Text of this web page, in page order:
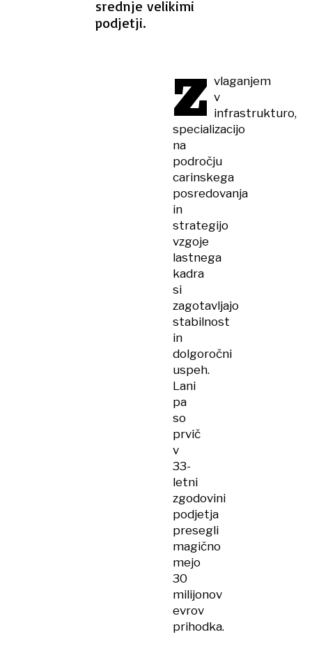
srednje velikimi
podjetji.
Z vlaganjem
v
infrastrukturo,
specializacijo
na
področju
carinskega
posredovanja
in
strategijo
vzgoje
lastnega
kadra
si
zagotavljajo
stabilnost
in
dolgoročni
uspeh.
Lani
pa
so
prvič
v
33-
letni
zgodovini
podjetja
presegli
magično
mejo
30
milijonov
evrov
prihodka.
to ni